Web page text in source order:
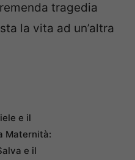
tragedia
la vita ad un’altra
e il
Maternità:
e il